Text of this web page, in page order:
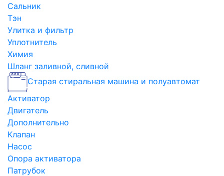
Сальник
Тэн
Улитка и фильтр
Уплотнитель
Химия
Шланг заливной, сливной
Старая стиральная машина и полуавтомат
Активатор
Двигатель
Дополнительно
Клапан
Насос
Опора активатора
Патрубок